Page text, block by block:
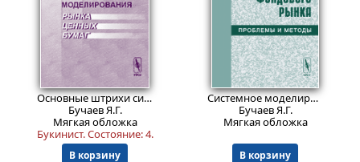
599 ₽
Основные штрихи системного моделирования рынка ценных бумаг
Бучаев Я.Г.
Мягкая обложка
Букинист.Состояние: 4.
В корзину
908₽
Системное моделирование фондового рынка: проблемы и методы
Бучаев Я.Г.
Мягкая обложка
В корзину